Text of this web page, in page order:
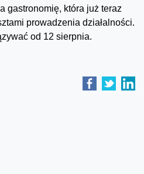
gastronomię, która już teraz
prowadzenia działalności.
od 12 sierpnia.